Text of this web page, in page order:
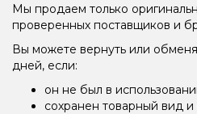
Мы продаем только
проверенных поставщиков и
Вы можете вернуть или
дней, если:
он не был в
сохранен товарный вид и